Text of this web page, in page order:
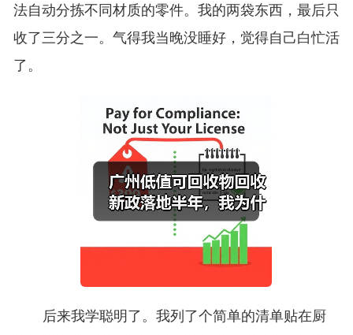
法自动分拣不同材质的零件。我的两袋东西，最后只
收了三分之一。气得我当晚没睡好，觉得自己白忙活
了。
后来我学聪明了。我列了个简单的清单贴在厨